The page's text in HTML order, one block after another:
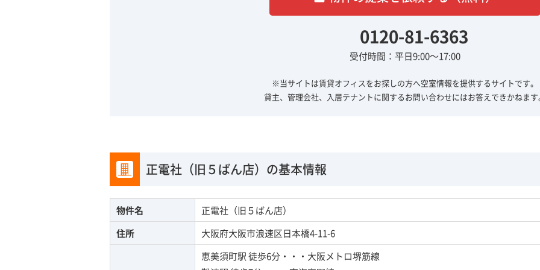
0120-81-6363
受付時間：平日9:00～17:00
※当サイトは賃貸オフィスをお探しの方へ空室情報を提供するサイトです。
貸主、管理会社、入居テナントに関するお問い合わせにはお答えできかねま
正電社（旧５ばん店）の基本情報
物件名
正電社（旧５ばん店）
住所
大阪府大阪市浪速区日本橋4-11-6
恵美須町駅徒歩6分・・・大阪メトロ堺筋線